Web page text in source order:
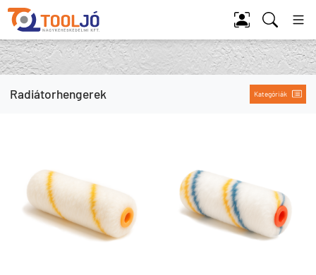
Tool Jó
Radiátorhengerek Kategóriák